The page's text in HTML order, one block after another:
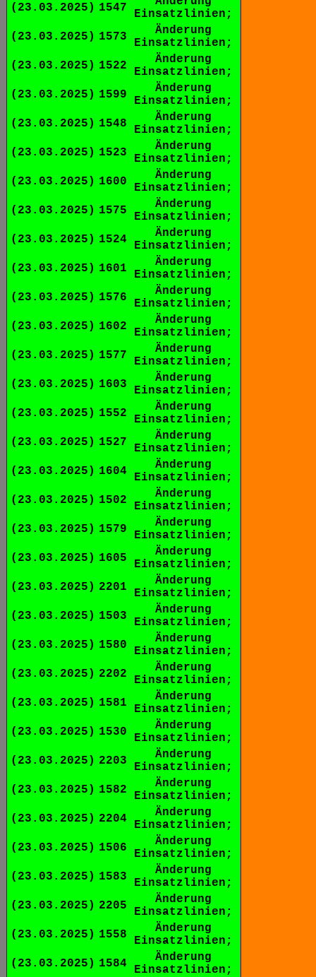
(23.03.2025) 1547
Einsatzlinien;
(23.03.2025) 1573
Änderung
Einsatzlinien;
(23.03.2025) 1522
Änderung
Einsatzlinien;
(23.03.2025) 1599
Änderung
Einsatzlinien;
(23.03.2025) 1548
Änderung
Einsatzlinien;
(23.03.2025) 1523
Änderung
Einsatzlinien;
(23.03.2025) 1600
Änderung
Einsatzlinien;
(23.03.2025) 1575
Änderung
Einsatzlinien;
(23.03.2025) 1524
Änderung
Einsatzlinien;
(23.03.2025) 1601
Änderung
Einsatzlinien;
(23.03.2025) 1576
Änderung
Einsatzlinien;
(23.03.2025) 1602
Änderung
Einsatzlinien;
(23.03.2025) 1577
Änderung
Einsatzlinien;
(23.03.2025) 1603
Änderung
Einsatzlinien;
(23.03.2025) 1552
Änderung
Einsatzlinien;
(23.03.2025) 1527
Änderung
Einsatzlinien;
(23.03.2025) 1604
Änderung
Einsatzlinien;
(23.03.2025) 1502
Änderung
Einsatzlinien;
(23.03.2025) 1579
Änderung
Einsatzlinien;
(23.03.2025) 1605
Änderung
Einsatzlinien;
(23.03.2025) 2201
Änderung
Einsatzlinien;
(23.03.2025) 1503
Änderung
Einsatzlinien;
(23.03.2025) 1580
Änderung
Einsatzlinien;
(23.03.2025) 2202
Änderung
Einsatzlinien;
(23.03.2025) 1581
Änderung
Einsatzlinien;
(23.03.2025) 1530
Änderung
Einsatzlinien;
(23.03.2025) 2203
Änderung
Einsatzlinien;
(23.03.2025) 1582
Änderung
Einsatzlinien;
(23.03.2025) 2204
Änderung
Einsatzlinien;
(23.03.2025) 1506
Änderung
Einsatzlinien;
(23.03.2025) 1583
Änderung
Einsatzlinien;
(23.03.2025) 2205
Änderung
Einsatzlinien;
(23.03.2025) 1558
Änderung
Einsatzlinien;
(23.03.2025) 1584
Änderung
Einsatzlinien;